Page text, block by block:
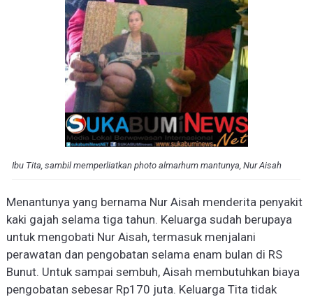
Ibu Tita, sambil memperliatkan photo almarhum mantunya, Nur Aisah
Menantunya yang bernama Nur Aisah menderita penyakit
kaki gajah selama tiga tahun. Keluarga sudah berupaya
untuk mengobati Nur Aisah, termasuk menjalani
perawatan dan pengobatan selama enam bulan di RS
Bunut. Untuk sampai sembuh, Aisah membutuhkan biaya
pengobatan sebesar Rp170 juta. Keluarga Tita tidak